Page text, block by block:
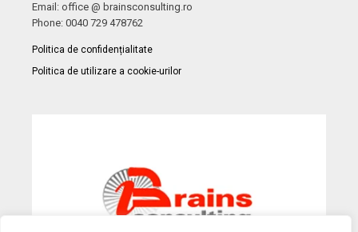
Email: office @ brainsconsulting.ro
Phone: 0040 729 478762
Politica de confidențialitate
Politica de utilizare a cookie-urilor